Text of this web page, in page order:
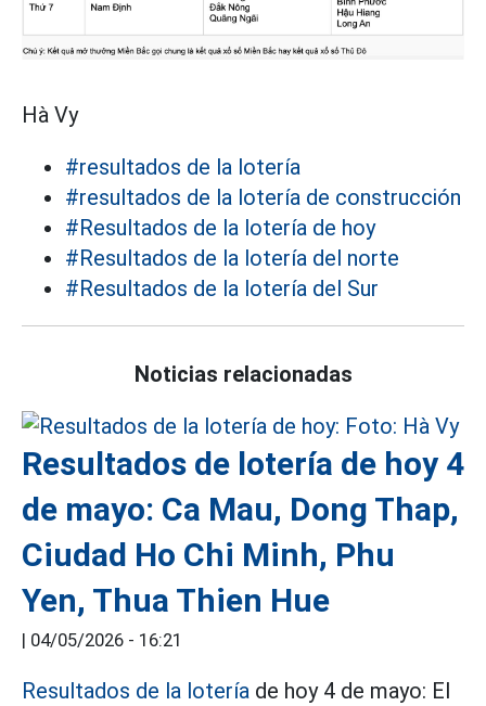
Hà Vy
#resultados de la lotería
#resultados de la lotería de construcción
#Resultados de la lotería de hoy
#Resultados de la lotería del norte
#Resultados de la lotería del Sur
Noticias relacionadas
Resultados de lotería de hoy 4
de mayo: Ca Mau, Dong Thap,
Ciudad Ho Chi Minh, Phu
Yen, Thua Thien Hue
| 04/05/2026 - 16:21
Resultados de la lotería de hoy 4 de mayo: El